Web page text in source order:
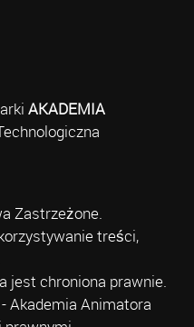
AKADEMIA
Zastrzeżone.
treści,
jest chroniona prawnie.
Akademia Animatora